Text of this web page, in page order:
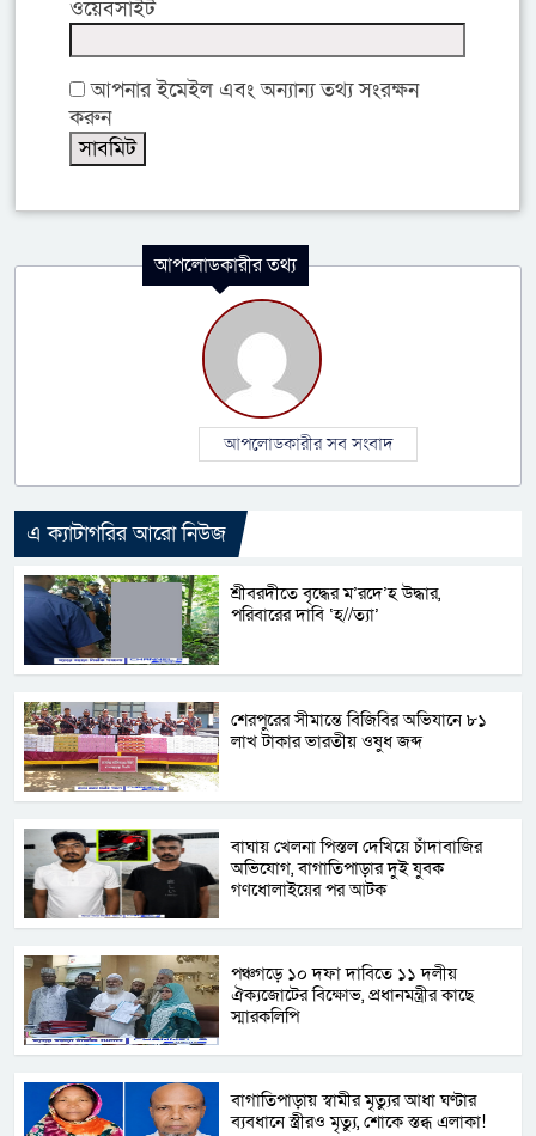
ওয়েবসাইট
আপনার ইমেইল এবং অন্যান্য তথ্য সংরক্ষন
করুন
আপলোডকারীর তথ্য
আপলোডকারীর সব সংবাদ
এ ক্যাটাগরির আরো নিউজ
শ্রীবরদীতে বৃদ্ধের ম’রদে’হ উদ্ধার,
পরিবারের দাবি ‘হ//ত্যা’
শেরপুরের সীমান্তে বিজিবির অভিযানে ৮১
লাখ টাকার ভারতীয় ওষুধ জব্দ
বাঘায় খেলনা পিস্তল দেখিয়ে চাঁদাবাজির
অভিযোগ, বাগাতিপাড়ার দুই যুবক
গণধোলাইয়ের পর আটক
পঞ্চগড়ে ১০ দফা দাবিতে ১১ দলীয়
ঐক্যজোটের বিক্ষোভ, প্রধানমন্ত্রীর কাছে
স্মারকলিপি
বাগাতিপাড়ায় স্বামীর মৃত্যুর আধা ঘণ্টার
ব্যবধানে স্ত্রীরও মৃত্যু, শোকে স্তব্ধ এলাকা!